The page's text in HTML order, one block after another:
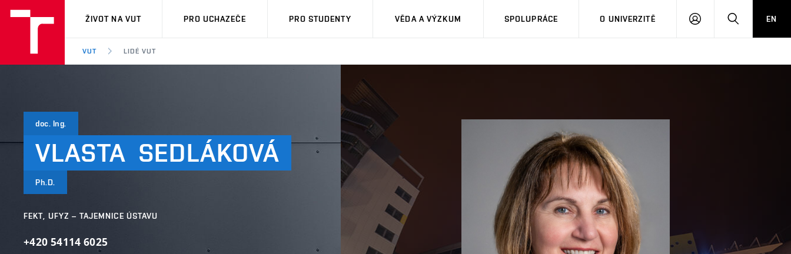
VUT
ŽIVOT NA VUT PRO UCHAZEČE PRO STUDENTY VĚDA A VÝZKUM SPOLUPRÁCE O UNIVERZITĚ
PŘIHLÁSIT HLEDATEN
VUT LIDÉ VUT
doc. Ing.
VLASTA SEDLÁKOVÁ
Ph.D.
FEKT, UFYZ – TAJEMNICE ÚSTAVU
+420 54114 6025